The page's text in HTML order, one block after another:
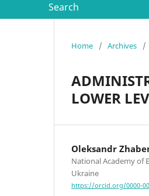
Search
Home / Archives /
LOWER
Oleksandr
National Academy of
Ukraine
https://orcid.org/0000-